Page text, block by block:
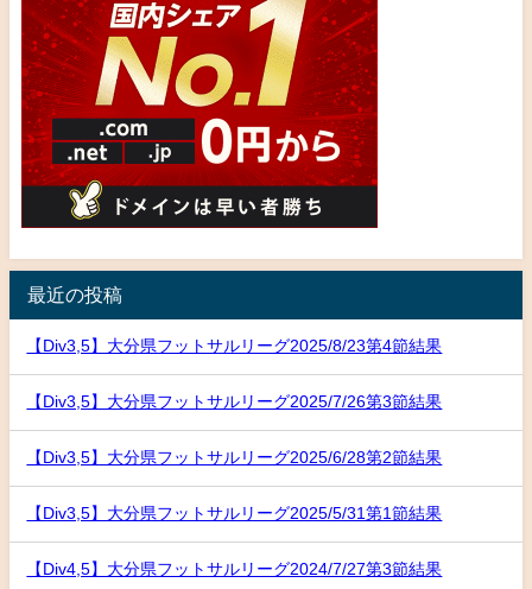
最近の投稿
【Div3,5】大分県フットサルリーグ2025/8/23第4節結果
【Div3,5】大分県フットサルリーグ2025/7/26第3節結果
【Div3,5】大分県フットサルリーグ2025/6/28第2節結果
【Div3,5】大分県フットサルリーグ2025/5/31第1節結果
【Div4,5】大分県フットサルリーグ2024/7/27第3節結果